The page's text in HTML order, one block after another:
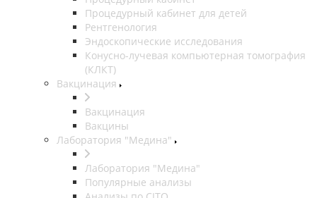
Процедурный кабинет для детей
Рентгенология
Эндоскопические исследования
Конусно-лучевая компьютерная томография
(КЛКТ)
Вакцинация
Вакцинация
Вакцины
Лаборатория "Медина"
Лаборатория "Медина"
Популярные анализы